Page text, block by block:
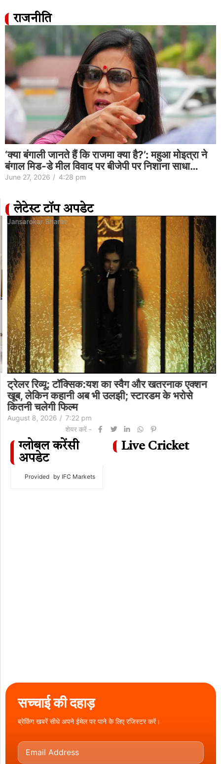
राजनीति
‘क्या बंगाली जानते हैं कि राजमा क्या है?’: महुआ मोइत्रा ने
बंगाल मिड-डे मील विवाद पर बीजेपी पर निशाना साधा…
June 27, 2026 / 4:28 pm
लेटेस्ट टॉप अपडेट
Jansarokar Bharat
ट्रेलर रिव्यू: टॉक्सिक:यश का स्वैग और खतरनाक एक्शन
खूब, लेकिन कहानी अब भी उलझी; स्टारडम के भरोसे
कितनी चलेगी फिल्म
August 8, 2026 /
7:22 pm
शेयर करें -
ग्लोबल करेंसी
अपडेट
Provided by IFC Markets
Live Cricket
सच्चाई की दहाड़
ब्रेकिंग खबरें सीधे अपने ईमेल पर पाने के लिए रजिस्टर करें।